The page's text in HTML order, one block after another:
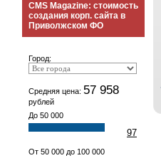
CMS Magazine: стоимость
создания корп. сайта в
Приволжском ФО
Город:
Средняя цена: 57 958
рублей
До 50 000
97
От 50 000 до 100 000